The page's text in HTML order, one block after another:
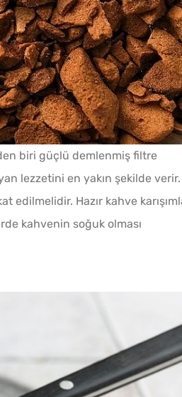
biri güçlü demlenmiş filtre
lezzetini en yakın şekilde verir.
Hazır kahve
kahvenin soğuk olması